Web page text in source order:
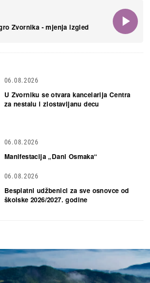
Zvornika - mjenja izgled
06.08.2026
U Zvorniku se otvara kancelarija Centra
za nestalu i zlostavljanu decu
06.08.2026
Manifestacija „Dani Osmaka“
06.08.2026
Besplatni udžbenici za sve osnovce od
školske 2026/2027. godine